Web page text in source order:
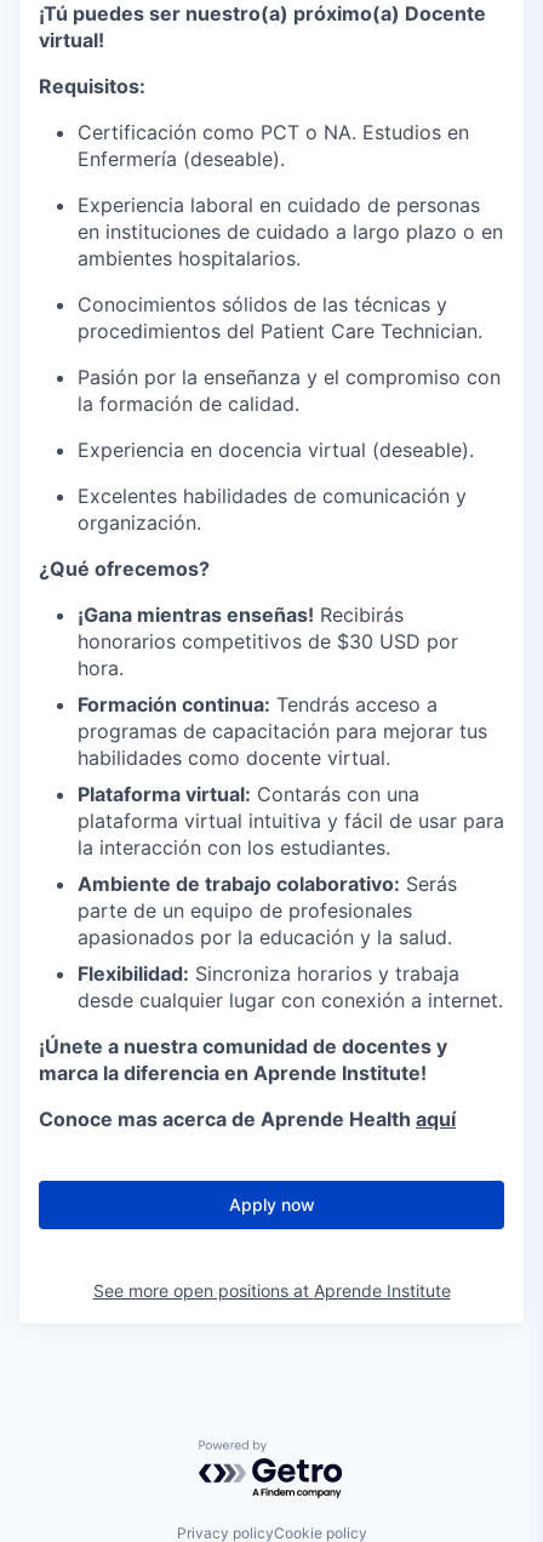
¡Tú puedes ser nuestro(a) próximo(a) Docente
virtual!
Requisitos:
Certificación como PCT o NA. Estudios en
Enfermería (deseable).
Experiencia laboral en cuidado de personas
en instituciones de cuidado a largo plazo o en
ambientes hospitalarios.
Conocimientos sólidos de las técnicas y
procedimientos del Patient Care Technician.
Pasión por la enseñanza y el compromiso con
la formación de calidad.
Experiencia en docencia virtual (deseable).
Excelentes habilidades de comunicación y
organización.
¿Qué ofrecemos?
¡Gana mientras enseñas! Recibirás
honorarios competitivos de $30 USD por
hora.
Formación continua: Tendrás acceso a
programas de capacitación para mejorar tus
habilidades como docente virtual.
Plataforma virtual: Contarás con una
plataforma virtual intuitiva y fácil de usar para
la interacción con los estudiantes.
Ambiente de trabajo colaborativo: Serás
parte de un equipo de profesionales
apasionados por la educación y la salud.
Flexibilidad: Sincroniza horarios y trabaja
desde cualquier lugar con conexión a internet.
¡Únete a nuestra comunidad de docentes y
marca la diferencia en Aprende Institute!
Conoce mas acerca de Aprende Health aquí
Apply now
See more open positions at Aprende Institute
Powered by Getro.com
Privacy policyCookie policy